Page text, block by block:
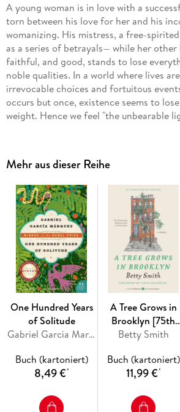
A young woman is in love with a
torn between his love for her and his
womanizing. His mistress, a free-
as a series of betrayals— while her other
faithful, and good, stands to lose
noble qualities. In a world where lives
irrevocable choices and fortuitous
occurs but once, existence seems to
weight. Hence we feel "the unbearable
comedy and tragedy, illuminating all
existence.
Mehr aus dieser Reihe
One Hundred Years
of Solitude
Gabriel Garcia Marquez
Buch (kartoniert)
8,49 €*
A Tree Grows in
Brooklyn [75th
Anniversary Ed]
Betty Smith
Buch (kartoniert)
11,99 €*